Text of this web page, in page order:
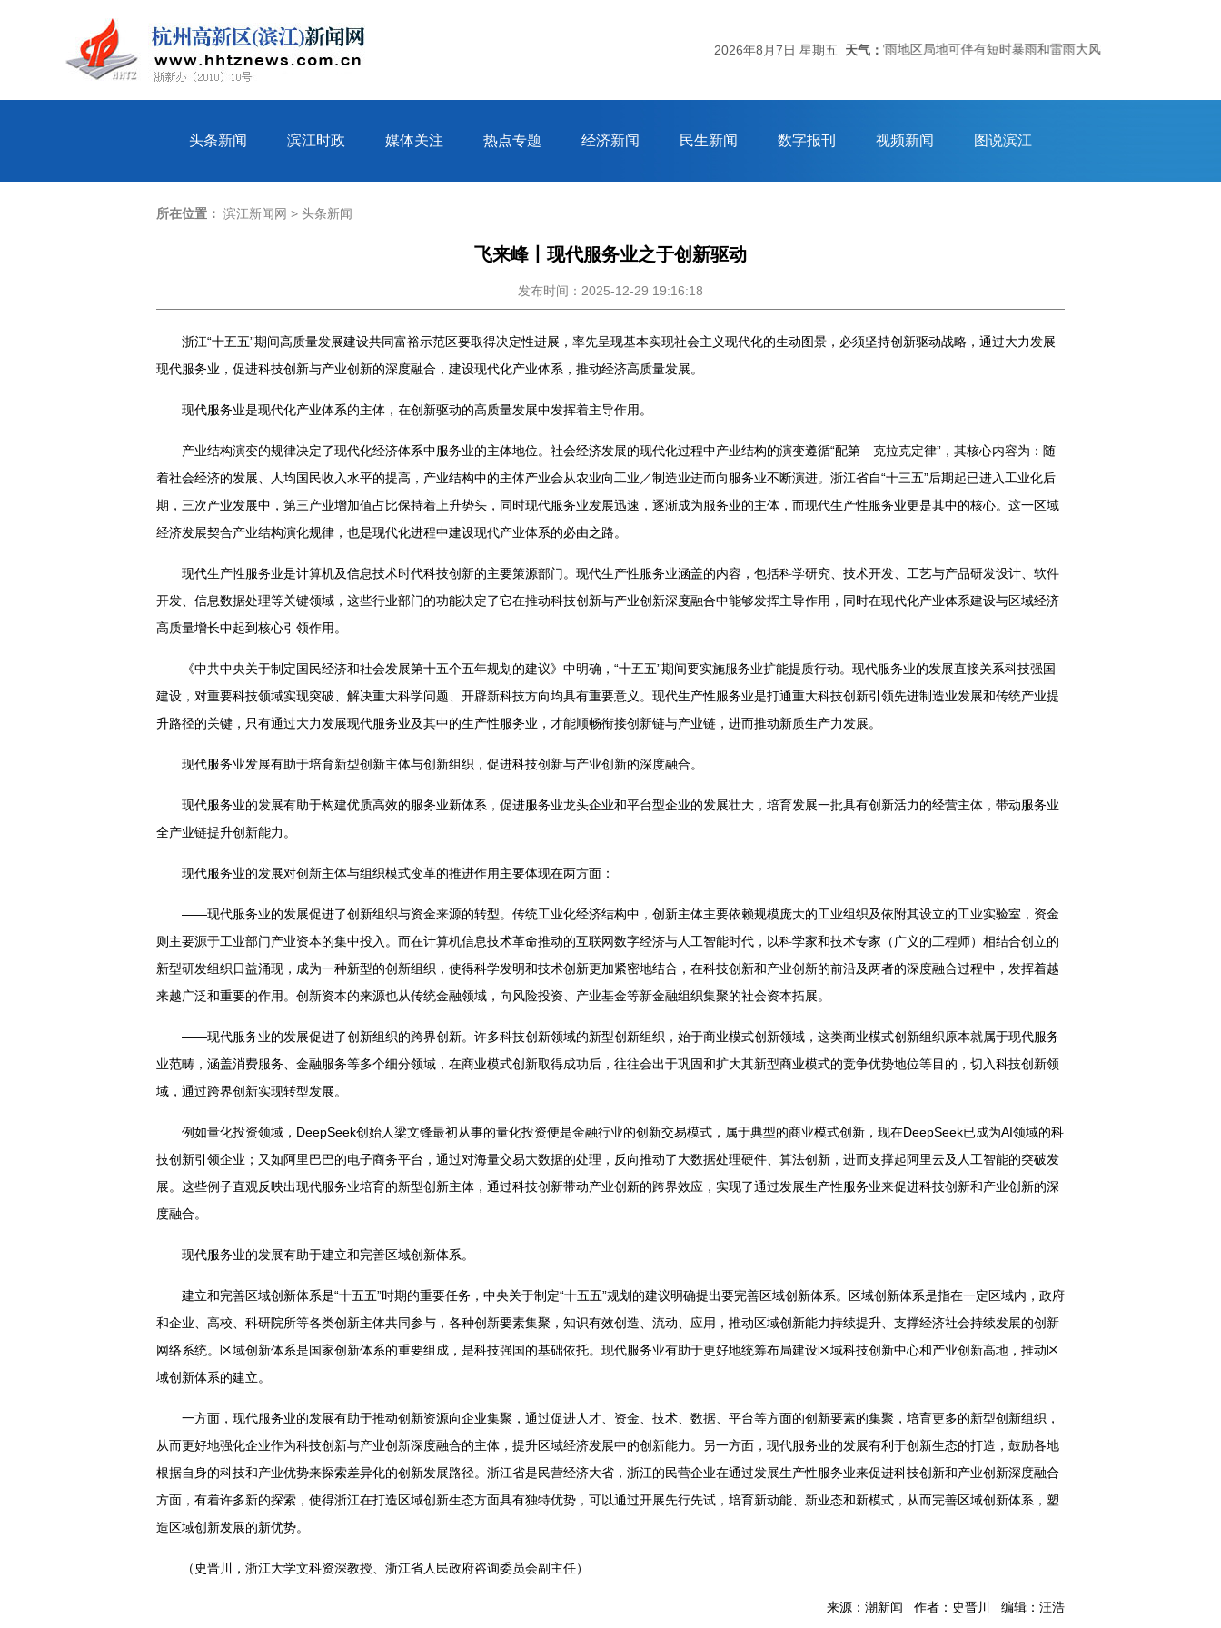
2026年8月7日 星期五 天气：
气象台8月7日8时50分发布的市区天气预报：今天多云到阴，局部有阵雨或雷雨；明天阴有阵雨或雷雨；后天阴有中到大阵雨或雷雨，局部暴雨。以上雷雨地区局地可伴有短时暴雨和雷雨大风等强对流天气。今天
头条新闻 滨江时政 媒体关注 热点专题 经济新闻 民生新闻 数字报刊 视频新闻 图说滨江
所在位置： 滨江新闻网 > 头条新闻
飞来峰丨现代服务业之于创新驱动
发布时间：2025-12-29 19:16:18
浙江“十五五”期间高质量发展建设共同富裕示范区要取得决定性进展，率先呈现基本实现社会主义现代化的生动图景，必须坚持创新驱动战略，通过大力发展
现代服务业，促进科技创新与产业创新的深度融合，建设现代化产业体系，推动经济高质量发展。
现代服务业是现代化产业体系的主体，在创新驱动的高质量发展中发挥着主导作用。
产业结构演变的规律决定了现代化经济体系中服务业的主体地位。社会经济发展的现代化过程中产业结构的演变遵循“配第—克拉克定律”，其核心内容为：随
着社会经济的发展、人均国民收入水平的提高，产业结构中的主体产业会从农业向工业／制造业进而向服务业不断演进。浙江省自“十三五”后期起已进入工业化后
期，三次产业发展中，第三产业增加值占比保持着上升势头，同时现代服务业发展迅速，逐渐成为服务业的主体，而现代生产性服务业更是其中的核心。这一区域
经济发展契合产业结构演化规律，也是现代化进程中建设现代产业体系的必由之路。
现代生产性服务业是计算机及信息技术时代科技创新的主要策源部门。现代生产性服务业涵盖的内容，包括科学研究、技术开发、工艺与产品研发设计、软件
开发、信息数据处理等关键领域，这些行业部门的功能决定了它在推动科技创新与产业创新深度融合中能够发挥主导作用，同时在现代化产业体系建设与区域经济
高质量增长中起到核心引领作用。
《中共中央关于制定国民经济和社会发展第十五个五年规划的建议》中明确，“十五五”期间要实施服务业扩能提质行动。现代服务业的发展直接关系科技强国
建设，对重要科技领域实现突破、解决重大科学问题、开辟新科技方向均具有重要意义。现代生产性服务业是打通重大科技创新引领先进制造业发展和传统产业提
升路径的关键，只有通过大力发展现代服务业及其中的生产性服务业，才能顺畅衔接创新链与产业链，进而推动新质生产力发展。
现代服务业发展有助于培育新型创新主体与创新组织，促进科技创新与产业创新的深度融合。
现代服务业的发展有助于构建优质高效的服务业新体系，促进服务业龙头企业和平台型企业的发展壮大，培育发展一批具有创新活力的经营主体，带动服务业
全产业链提升创新能力。
现代服务业的发展对创新主体与组织模式变革的推进作用主要体现在两方面：
——现代服务业的发展促进了创新组织与资金来源的转型。传统工业化经济结构中，创新主体主要依赖规模庞大的工业组织及依附其设立的工业实验室，资金
则主要源于工业部门产业资本的集中投入。而在计算机信息技术革命推动的互联网数字经济与人工智能时代，以科学家和技术专家（广义的工程师）相结合创立的
新型研发组织日益涌现，成为一种新型的创新组织，使得科学发明和技术创新更加紧密地结合，在科技创新和产业创新的前沿及两者的深度融合过程中，发挥着越
来越广泛和重要的作用。创新资本的来源也从传统金融领域，向风险投资、产业基金等新金融组织集聚的社会资本拓展。
——现代服务业的发展促进了创新组织的跨界创新。许多科技创新领域的新型创新组织，始于商业模式创新领域，这类商业模式创新组织原本就属于现代服务
业范畴，涵盖消费服务、金融服务等多个细分领域，在商业模式创新取得成功后，往往会出于巩固和扩大其新型商业模式的竞争优势地位等目的，切入科技创新领
域，通过跨界创新实现转型发展。
例如量化投资领域，DeepSeek创始人梁文锋最初从事的量化投资便是金融行业的创新交易模式，属于典型的商业模式创新，现在DeepSeek已成为AI领域的科
技创新引领企业；又如阿里巴巴的电子商务平台，通过对海量交易大数据的处理，反向推动了大数据处理硬件、算法创新，进而支撑起阿里云及人工智能的突破发
展。这些例子直观反映出现代服务业培育的新型创新主体，通过科技创新带动产业创新的跨界效应，实现了通过发展生产性服务业来促进科技创新和产业创新的深
度融合。
现代服务业的发展有助于建立和完善区域创新体系。
建立和完善区域创新体系是“十五五”时期的重要任务，中央关于制定“十五五”规划的建议明确提出要完善区域创新体系。区域创新体系是指在一定区域内，政府
和企业、高校、科研院所等各类创新主体共同参与，各种创新要素集聚，知识有效创造、流动、应用，推动区域创新能力持续提升、支撑经济社会持续发展的创新
网络系统。区域创新体系是国家创新体系的重要组成，是科技强国的基础依托。现代服务业有助于更好地统筹布局建设区域科技创新中心和产业创新高地，推动区
域创新体系的建立。
一方面，现代服务业的发展有助于推动创新资源向企业集聚，通过促进人才、资金、技术、数据、平台等方面的创新要素的集聚，培育更多的新型创新组织，
从而更好地强化企业作为科技创新与产业创新深度融合的主体，提升区域经济发展中的创新能力。另一方面，现代服务业的发展有利于创新生态的打造，鼓励各地
根据自身的科技和产业优势来探索差异化的创新发展路径。浙江省是民营经济大省，浙江的民营企业在通过发展生产性服务业来促进科技创新和产业创新深度融合
方面，有着许多新的探索，使得浙江在打造区域创新生态方面具有独特优势，可以通过开展先行先试，培育新动能、新业态和新模式，从而完善区域创新体系，塑
造区域创新发展的新优势。
（史晋川，浙江大学文科资深教授、浙江省人民政府咨询委员会副主任）
来源：潮新闻 作者：史晋川 编辑：汪浩